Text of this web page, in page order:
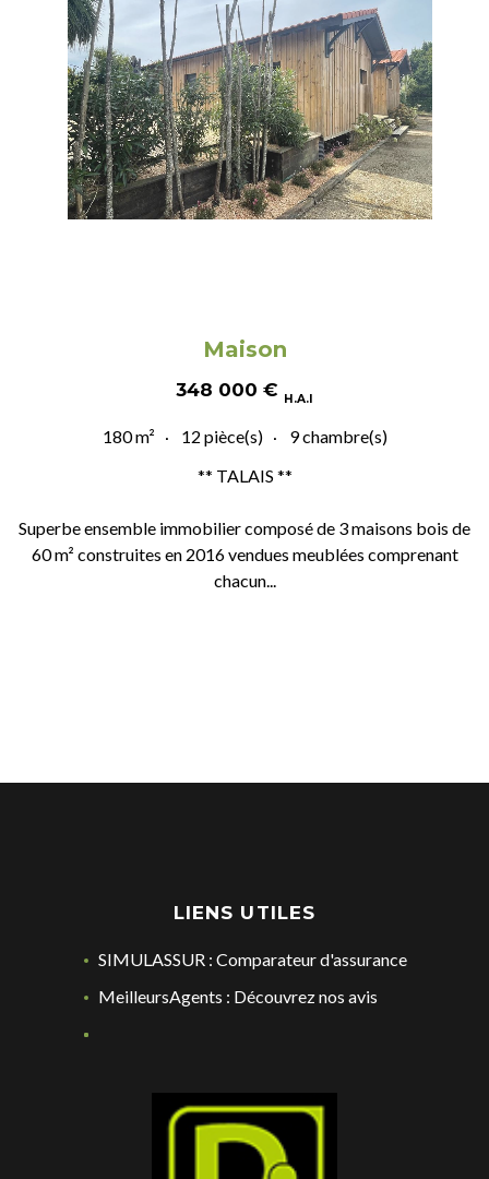
Maison
348 000 € H.A.I
180 m² 12 pièce(s)
9 chambre(s)
** TALAIS **
Superbe ensemble immobilier composé de 3 maisons bois de
60 m² construites en 2016 vendues meublées comprenant
chacun...
LIENS UTILES
SIMULASSUR : Comparateur d'assurance
MeilleursAgents : Découvrez nos avis